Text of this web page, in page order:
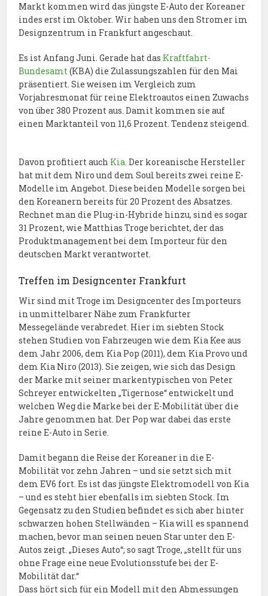
Markt kommen wird das jüngste E-Auto der Koreaner
indes erst im Oktober. Wir haben uns den Stromer im
Designzentrum in Frankfurt angeschaut.
Es ist Anfang Juni. Gerade hat das Kraftfahrt-
Bundesamt(KBA) die Zulassungszahlen für den Mai
präsentiert. Sie weisen im Vergleich zum
Vorjahresmonat für reine Elektroautos einen Zuwachs
von über 380 Prozent aus. Damit kommen sie auf
einen Marktanteil von 11,6 Prozent. Tendenz steigend.
Davon profitiert auch Kia. Der koreanische Hersteller
hat mit dem Niro und dem Soul bereits zwei reine E-
Modelle im Angebot. Diese beiden Modelle sorgen bei
den Koreanern bereits für 20 Prozent des Absatzes.
Rechnet man die Plug-in-Hybride hinzu, sind es sogar
31 Prozent, wie Matthias Troge berichtet, der das
Produktmanagement bei dem Importeur für den
deutschen Markt verantwortet.
Treffen im Designcenter Frankfurt
Wir sind mit Troge im Designcenter des Importeurs
in unmittelbarer Nähe zum Frankfurter
Messegelände verabredet. Hier im siebten Stock
stehen Studien von Fahrzeugen wie dem Kia Kee aus
dem Jahr 2006, dem Kia Pop (2011), dem Kia Provo und
dem Kia Niro (2013). Sie zeigen, wie sich das Design
der Marke mit seiner markentypischen von Peter
Schreyer entwickelten „Tigernose“ entwickelt und
welchen Weg die Marke bei der E-Mobilität über die
Jahre genommen hat. Der Pop war dabei das erste
reine E-Auto in Serie.
Damit begann die Reise der Koreaner in die E-
Mobilität vor zehn Jahren – und sie setzt sich mit
dem EV6 fort. Es ist das jüngste Elektromodell von Kia
– und es steht hier ebenfalls im siebten Stock. Im
Gegensatz zu den Studien befindet es sich aber hinter
schwarzen hohen Stellwänden – Kia will es spannend
machen, bevor man seinen neuen Star unter den E-
Autos zeigt. „Dieses Auto“; so sagt Troge, „stellt für uns
ohne Frage eine neue Evolutionsstufe bei der E-
Mobilität dar.“
Dass hört sich für ein Modell mit den Abmessungen